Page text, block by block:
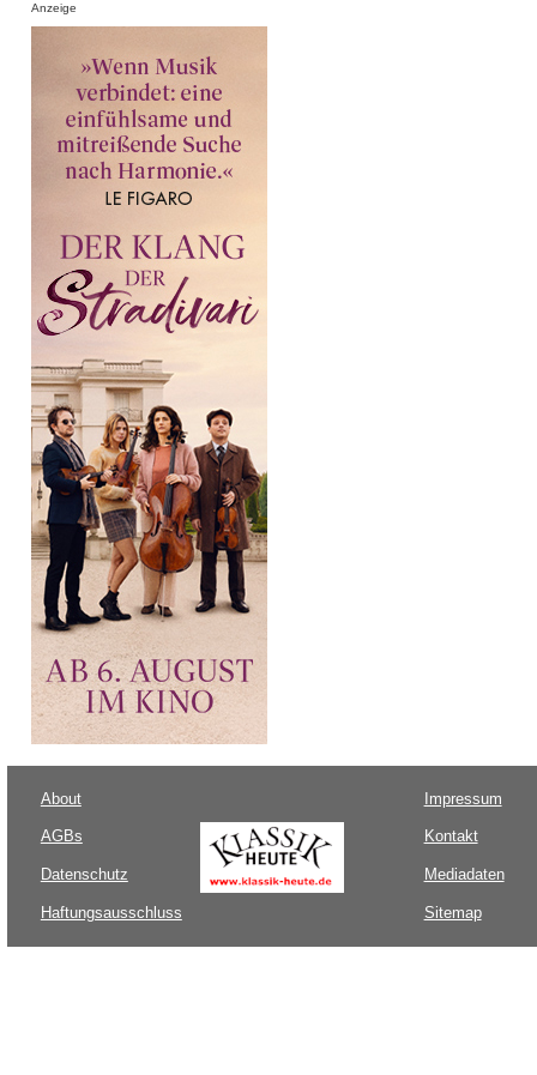
Anzeige
About
AGBs
Datenschutz
Haftungsausschluss
Impressum
Kontakt
Mediadaten
Sitemap